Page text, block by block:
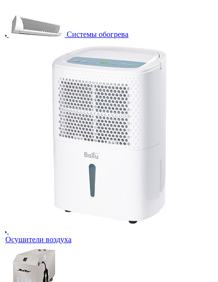
Системы обогрева
Осушители воздуха